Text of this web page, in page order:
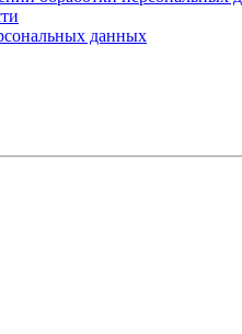
данных